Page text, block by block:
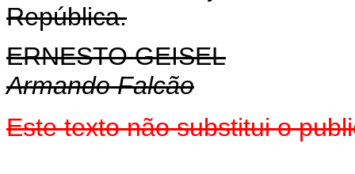
República.
ERNESTO GEISEL
Armando Falcão
Este texto não substitui o